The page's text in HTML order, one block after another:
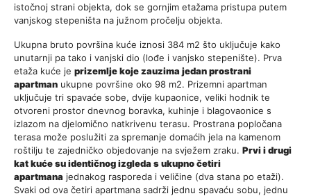
istočnoj strani objekta, dok se gornjim etažama pristupa putem
vanjskog stepeništa na južnom pročelju objekta.
Ukupna bruto površina kuće iznosi 384 m2 što uključuje kako
unutarnji pa tako i vanjski dio (lođe i vanjsko stepenište). Prva
etaža kuće je prizemlje koje zauzima jedan prostrani
apartman ukupne površine oko 98 m2. Prizemni apartman
uključuje tri spavaće sobe, dvije kupaonice, veliki hodnik te
otvoreni prostor dnevnog boravka, kuhinje i blagovaonice s
izlazom na djelomično natkrivenu terasu. Prostrana popločana
terasa može poslužiti za spremanje domaćih jela na kamenom
roštilju te zajedničko objedovanje na svježem zraku. Prvi i drugi
kat kuće su identičnog izgleda s ukupno četiri
apartmana jednakog rasporeda i veličine (dva stana po etaži).
Svaki od ova četiri apartmana sadrži jednu spavaću sobu, jednu